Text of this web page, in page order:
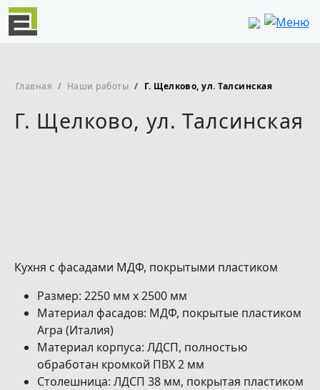
Перейти к основному содержанию
Строка навигации
Главная Наши работы Г. Щелково, ул. Талсинская
Г. Щелково, ул. Талсинская
Кухня с фасадами МДФ, покрытыми пластиком
Размер: 2250 мм х 2500 мм
Материал фасадов: МДФ, покрытые пластиком
Arpa (Италия)
Материал корпуса: ЛДСП, полностью
обработан кромкой ПВХ 2 мм
Столешница: ЛДСП 38 мм, покрытая пластиком